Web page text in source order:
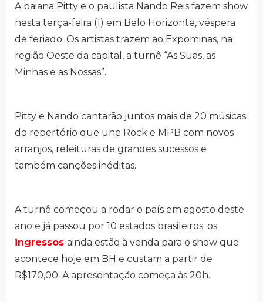
A baiana Pitty e o paulista Nando Reis fazem show
nesta terça-feira (1) em Belo Horizonte, véspera
de feriado. Os artistas trazem ao Expominas, na
região Oeste da capital, a turnê “As Suas, as
Minhas e as Nossas”.
Pitty e Nando cantarão juntos mais de 20 músicas
do repertório que une Rock e MPB com novos
arranjos, releituras de grandes sucessos e
também canções inéditas.
A turnê começou a rodar o país em agosto deste
ano e já passou por 10 estados brasileiros. os
ingressos ainda estão à venda para o show que
acontece hoje em BH e custam a partir de
R$170,00. A apresentação começa às 20h.